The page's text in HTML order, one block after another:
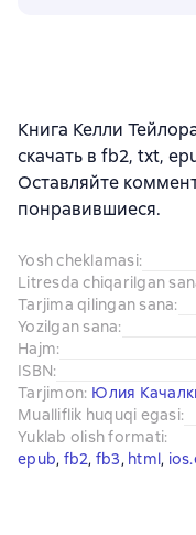
Книга Келли
скачать в fb2, txt,
Оставляйте
понравившиеся.
Yosh cheklamasi:
Litresda chiqarilgan
Tarjima qilingan sana:
Yozilgan sana:
Hajm:
ISBN:
Tarjimon: Юлия
Mualliflik huquqi egasi:
Yuklab olish formati:
epub, fb2, fb3, html,